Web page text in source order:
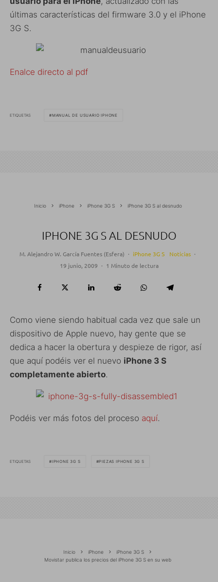
últimas características del firmware 3.0 y el iPhone
3G S.
Enalce directo al pdf
ETIQUETAS MANUAL DE USUARIO IPHONE
Inicio iPhone iPhone 3G S iPhone 3G S al desnudo
IPHONE 3G S AL DESNUDO
M. Alejandro W. García Fuentes (Esfera) · iPhone 3G S Noticias ·
19 junio, 2009 · 1 Minuto de lectura
Como viene siendo habitual cada vez que sale un
dispositivo de Apple nuevo, hay gente que se
dedica a hacer la obertura y despieze de rigor, así
que aquí podéis ver el nuevo iPhone 3 S
completamente abierto.
Podéis ver más fotos del proceso aquí.
ETIQUETAS IPHONE 3G S PIEZAS IPHONE 3G S
Inicio iPhone
iPhone 3G S
Movistar publica los precios del iPhone 3G S en su web